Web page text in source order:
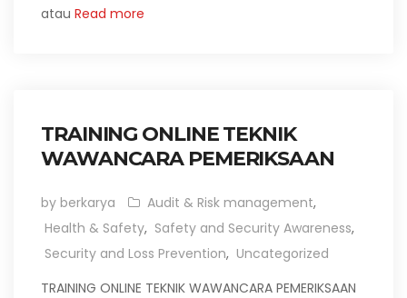
atau Read more
TRAINING ONLINE TEKNIK
WAWANCARA PEMERIKSAAN
by berkarya Audit & Risk management,
Health & Safety, Safety and Security Awareness,
Security and Loss Prevention, Uncategorized
TRAINING ONLINE TEKNIK WAWANCARA PEMERIKSAAN